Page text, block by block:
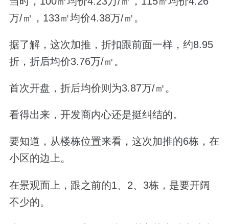
万/㎡，133㎡均价4.38万/㎡。
据了解，这次加推，折扣跟前面一样，约8.95
折，折后均价3.76万/㎡。
首次开盘，折后均价则为3.87万/㎡。
看得出来，开发商内心还是挺纠结的。
要知道，从楼栋位置来看，这次加推的6栋，在
小区的边上。
在景观面上，跟之前的1、2、3栋，是要开阔
不少的。